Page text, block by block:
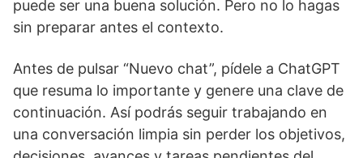
puede ser una buena solución. Pero no lo hagas
sin preparar antes el contexto.
Antes de pulsar “Nuevo chat”, pídele a ChatGPT
que resuma lo importante y genere una clave de
continuación. Así podrás seguir trabajando en
una conversación limpia sin perder los objetivos,